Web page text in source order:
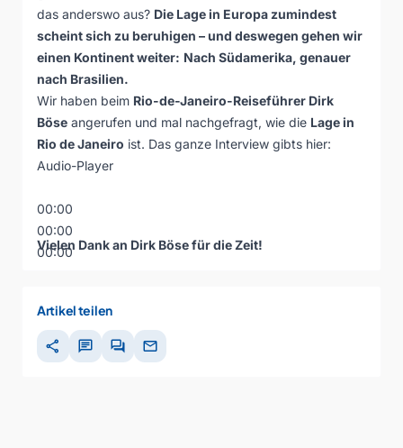
das anderswo aus? Die Lage in Europa zumindest
scheint sich zu beruhigen – und deswegen gehen wir
einen Kontinent weiter: Nach Südamerika, genauer
nach Brasilien.
Wir haben beim Rio-de-Janeiro-Reiseführer Dirk
Böse angerufen und mal nachgefragt, wie die Lage in
Rio de Janeiro ist. Das ganze Interview gibts hier:
Audio-Player
00:00
00:00
00:00
Vielen Dank an Dirk Böse für die Zeit!
Artikel teilen
share chat forum mail